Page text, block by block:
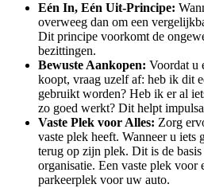
Eén In, Eén Uit-Principe:
overweeg dan om een
Dit principe voorkomt de
bezittingen.
Bewuste Aankopen: Voordat u
koopt, vraag uzelf af: heb ik dit
gebruikt worden? Heb ik er al
zo goed werkt? Dit helpt
Vaste Plek voor Alles: Zorg
vaste plek heeft. Wanneer u iets
terug op zijn plek. Dit is de
organisatie. Een vaste plek voor
parkeerplek voor uw auto.